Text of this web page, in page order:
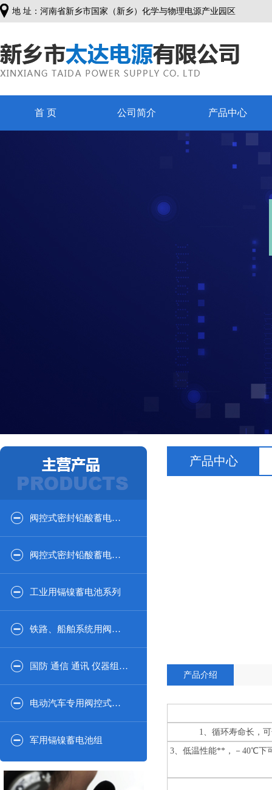
地 址：河南省新乡市国家（新乡）化学与物理电源产业园区
首 页 公司简介 产品中心
阀控式密封铅酸蓄电池12V系列
阀控式密封铅酸蓄电池2V系列
工业用镉镍蓄电池系列
铁路、船舶系统用阀控式密闭铅酸蓄电池系列
国防 通信 通讯 仪器组合系列
电动汽车专用阀控式密封铅酸蓄电池
军用镉镍蓄电池组
产品中心
产品介绍
1、循环寿命
3、低温性能**，－